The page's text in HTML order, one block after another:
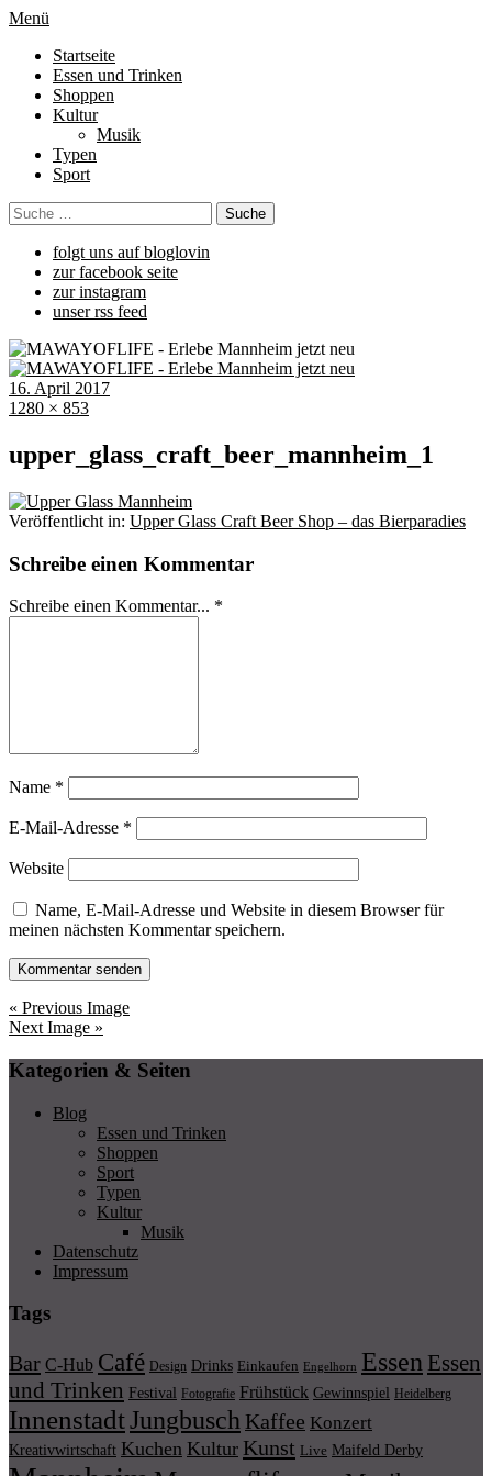
Menü
Startseite
Essen und Trinken
Shoppen
Kultur
Musik
Typen
Sport
folgt uns auf bloglovin
zur facebook seite
zur instagram
unser rss feed
16. April 2017
1280 × 853
upper_glass_craft_beer_mannheim_1
Veröffentlicht in: Upper Glass Craft Beer Shop – das Bierparadies
Schreibe einen Kommentar
Schreibe einen Kommentar... *
Name *
E-Mail-Adresse *
Website
Name, E-Mail-Adresse und Website in diesem Browser für
meinen nächsten Kommentar speichern.
« Previous Image
Next Image »
Kategorien & Seiten
Blog
Essen und Trinken
Shoppen
Sport
Typen
Kultur
Musik
Datenschutz
Impressum
Tags
Bar C-Hub Café Design Drinks Einkaufen Engelhorn Essen Essen
und Trinken Festival Fotografie Frühstück Gewinnspiel Heidelberg
InnenstadtJungbusch Kaffee Konzert
Kreativwirtschaft Kuchen Kultur Kunst Live Maifeld Derby